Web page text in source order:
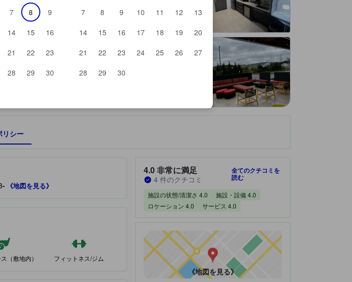
7 8
9
14 15
16
21 22
23
28 29
30
7
8 9 10 11 12
13
14
15 16 17 18 19
20
21
22 23 24 25 26
27
28
29 30
リシー
る快適さや客室のレベルを示すものです。
- 《地図を見る》
（敷地内） フィットネス/ジム
宿泊施設のクチコミスコア：4.0 / 5 非常に満足 4 件のクチコミ
4.0非常に満足
4 件のクチコミ
全てのクチコミを
読む
施設の状態/清潔さ 4.0
施設・設備 4.0
ロケーション 4.0
サービス 4.0
《地図を見る》